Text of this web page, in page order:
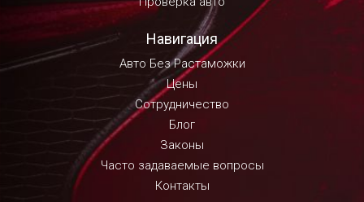
Навигация
Авто Без Растаможки
Цены
Сотрудничество
Блог
Законы
Часто задаваемые вопросы
Контакты